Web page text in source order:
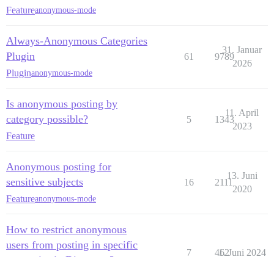
Featureanonymous-mode
Always-Anonymous Categories
Plugin
Pluginanonymous-mode
61 9789
31. Januar
2026
Is anonymous posting by
category possible?
Feature
5 1343
11. April
2023
Anonymous posting for
sensitive subjects
Featureanonymous-mode
16 2111
13. Juni
2020
How to restrict anonymous
users from posting in specific
7 462
1. Juni 2024